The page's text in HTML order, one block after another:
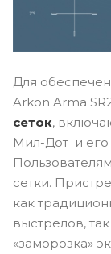
Для
Arkon Arma
сеток,
Мил-Дот и
сетки.
как
выстрелов,
«заморозка»